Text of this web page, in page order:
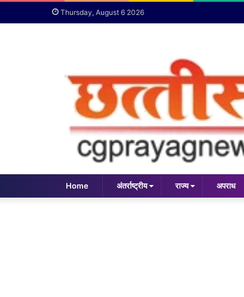
Thursday, August 6 2026
Home अंतर्राष्ट्रीय राज्य अपराध